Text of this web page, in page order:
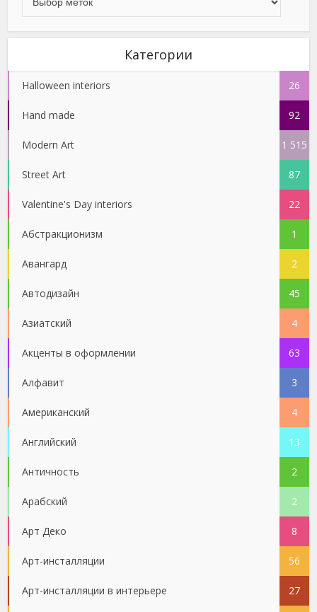
Категории
Halloween interiors 26
Hand made 92
Modern Art 1 515
Street Art 87
Valentine's Day interiors 22
Абстракционизм 1
Авангард 2
Автодизайн 45
Азиатский 4
Акценты в оформлении 63
Алфавит 3
Американский 4
Английский 13
Античность 2
Арабский 2
Арт Деко 8
Арт-инсталляции 56
Арт-инсталляции в интерьере 27